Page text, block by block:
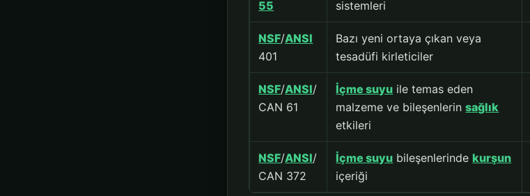
55
sistemleri
NSF/ANSI
401
Bazı yeni ortaya çıkan veya
tesadüfi kirleticiler
NSF/ANSI/
CAN 61
İçme suyu ile temas eden
malzeme ve bileşenlerinsağlık
etkileri
NSF/ANSI/
CAN 372
İçme suyu bileşenlerinde kurşun
içeriği